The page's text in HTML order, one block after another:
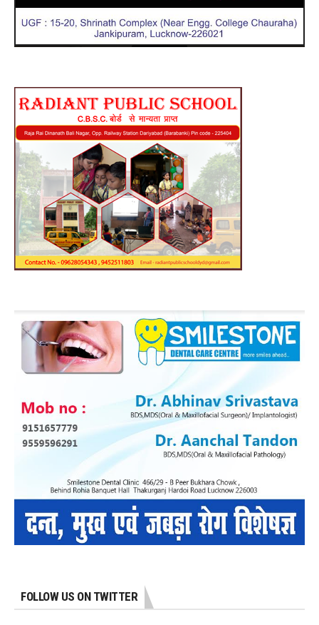
FOLLOW US ON TWITTER